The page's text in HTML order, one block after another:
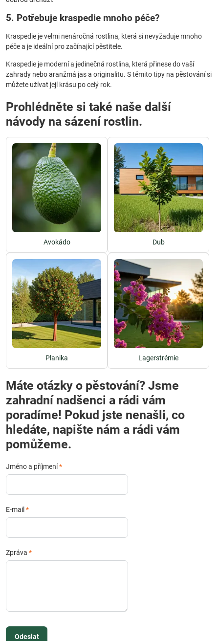
5. Potřebuje kraspedie mnoho péče?
Kraspedie je velmi nenáročná rostlina, která si nevyžaduje mnoho
péče a je ideální pro začínající pěstitele.
Kraspedie je moderní a jedinečná rostlina, která přinese do vaší
zahrady nebo aranžmá jas a originalitu. S těmito tipy na pěstování si
můžete užívat její krásu po celý rok.
Prohlédněte si také naše další
návody na sázení rostlin.
Avokádo Dub
Planika Lagerstrémie
Máte otázky o pěstování? Jsme
zahradní nadšenci a rádi vám
poradíme! Pokud jste nenašli, co
hledáte, napište nám a rádi vám
pomůžeme.
Jméno a příjmení*
E-mail *
Zpráva *
Odeslat